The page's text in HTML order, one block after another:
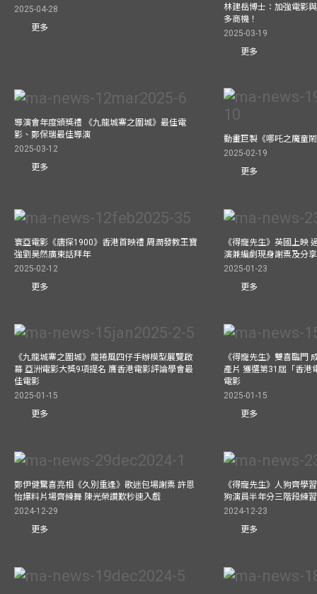
2025-04-28
更多
林建岳博士：加強電影
多商機！
2025-03-19
更多
導演會年度頒獎禮 《九龍城寨之圍城》最佳電
影、鄭保瑞最佳導演
2025-03-12
更多
動畫巨製《哪吒之魔童
2025-02-19
更多
寰亞電影《唐探1900》香港首映禮 周潤發教王寶
強劉昊然廣東話拜年
2025-02-12
更多
《得寵先生》英國上映
演兼編劇現身謝票及分
2025-01-23
更多
《九龍城寨之圍城》龍捲風四仔手辦模型展覽啟
幕 亞洲電影大獎9項提名 膺香港電影評論學會最
佳電影
2025-01-15
更多
《得寵先生》雙喜臨門
產片 獲選第31屆「香港
電影
2025-01-15
更多
鄭伊健驚喜亮相《久別重逢》歌迷包場謝票 許恩
怡爆料片場齊練舞 陳光榮讚歎秒速入戲
2024-12-29
更多
《得寵先生》人狗齊學
狗演員半年分三階段練
2024-12-23
更多